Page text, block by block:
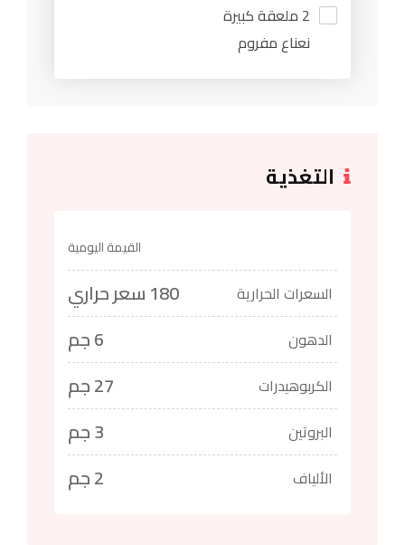
2 ملعقة كبيرة
نعناع مفروم
التغذية
القيمة اليومية
السعرات الحرارية 180 سعر حراري
الدهون
الكربوهيدرات 27 جم
البروتين
الألياف